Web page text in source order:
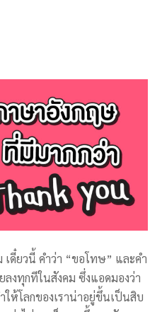
ดี๋ยวนี้ คำว่า “ขอโทษ” และคำ
งทุกทีในสังคม ซึ่งแอดมองว่า
ห้โลกของเราน่าอยู่ขึ้นเป็นสิบ